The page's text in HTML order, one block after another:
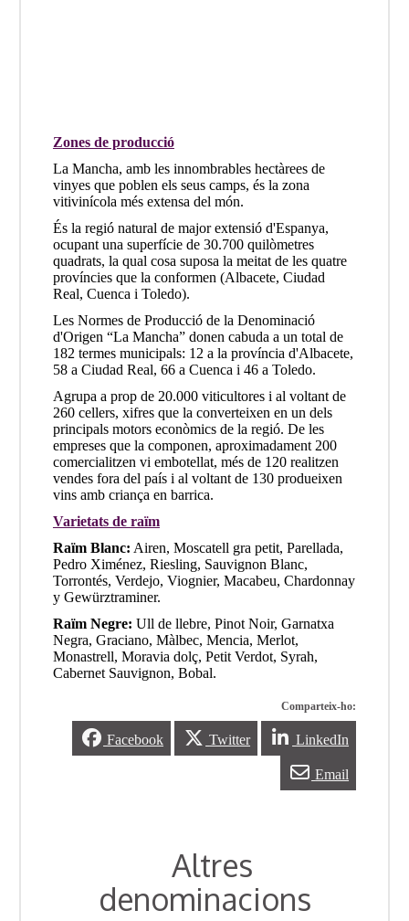
Zones de producció
La Mancha, amb les innombrables hectàrees de
vinyes que poblen els seus camps, és la zona
vitivinícola més extensa del món.
És la regió natural de major extensió d'Espanya,
ocupant una superfície de 30.700 quilòmetres
quadrats, la qual cosa suposa la meitat de les quatre
províncies que la conformen (Albacete, Ciudad
Real, Cuenca i Toledo).
Les Normes de Producció de la Denominació
d'Origen “La Mancha” donen cabuda a un total de
182 termes municipals: 12 a la província d'Albacete,
58 a Ciudad Real, 66 a Cuenca i 46 a Toledo.
Agrupa a prop de 20.000 viticultores i al voltant de
260 cellers, xifres que la converteixen en un dels
principals motors econòmics de la regió. De les
empreses que la componen, aproximadament 200
comercialitzen vi embotellat, més de 120 realitzen
vendes fora del país i al voltant de 130 produeixen
vins amb criança en barrica.
Varietats de raïm
Raïm Blanc: Airen, Moscatell gra petit, Parellada,
Pedro Ximénez, Riesling, Sauvignon Blanc,
Torrontés, Verdejo, Viognier, Macabeu, Chardonnay
y Gewürztraminer.
Raïm Negre: Ull de llebre, Pinot Noir, Garnatxa
Negra, Graciano, Màlbec, Mencia, Merlot,
Monastrell, Moravia dolç, Petit Verdot, Syrah,
Cabernet Sauvignon, Bobal.
Comparteix-ho:
Facebook Twitter LinkedIn
Email
Altres
denominacions